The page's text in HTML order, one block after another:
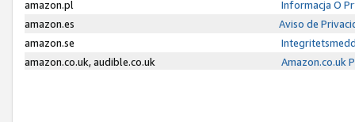
amazon.pl
Informacja O
amazon.es
Aviso de
amazon.se
amazon.co.uk, audible.co.uk
Amazon.co.uk